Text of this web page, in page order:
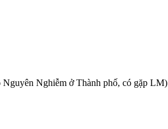
Nguyên Nghiễm ở Thành phố, có gặp LM)